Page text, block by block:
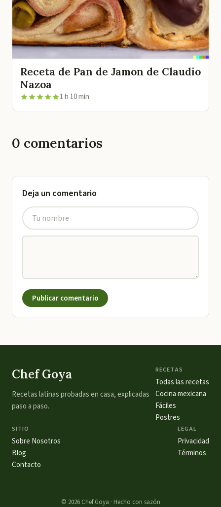
Receta de Pan de Jamon de Claudio
Nazoa
1 h 10 min
0 comentarios
Deja un comentario
Publicar comentario
Chef Goya
Recetas latinas probadas en casa, explicadas
paso a paso.
RECETAS
Todas las recetas
Cocina mexicana
Fáciles
Postres
SITIO
Sobre Nosotros
Blog
Contacto
LEGAL
Privacidad
Términos
© 2026Chef Goya · Hecho con sazón